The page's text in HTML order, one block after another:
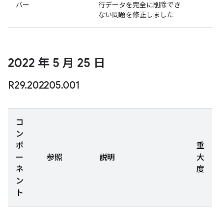
バー
行データを完全に削除でき
ない問題を修正しました
2022 年 5 月 25 日
R29.202205.001
コ
ン
ポ
ー
ネ
ン
ト
参照 説明
重
大
度